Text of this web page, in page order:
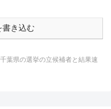
書き込む
千葉県の選挙の立候補者と結果速